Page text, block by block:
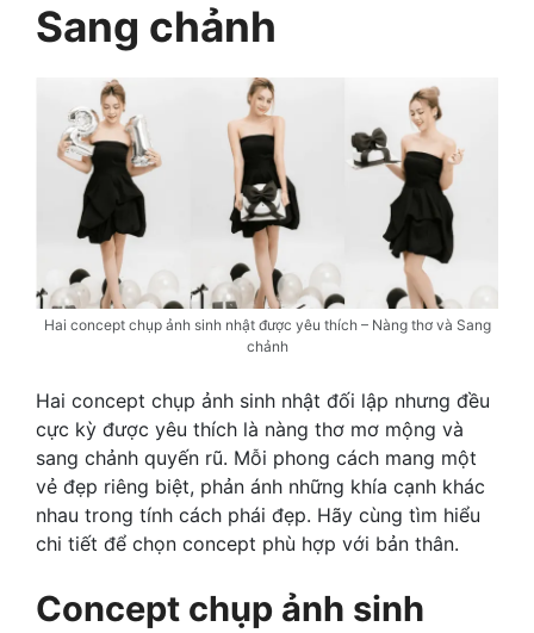
Sang chảnh
Hai concept chụp ảnh sinh nhật được yêu thích – Nàng thơ và Sang
chảnh
Hai concept chụp ảnh sinh nhật đối lập nhưng đều
cực kỳ được yêu thích là nàng thơ mơ mộng và
sang chảnh quyến rũ. Mỗi phong cách mang một
vẻ đẹp riêng biệt, phản ánh những khía cạnh khác
nhau trong tính cách phái đẹp. Hãy cùng tìm hiểu
chi tiết để chọn concept phù hợp với bản thân.
Concept chụp ảnh sinh